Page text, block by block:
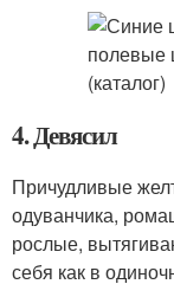
4. Девясил
Причудливые
одуванчика,
рослые,
себя как в